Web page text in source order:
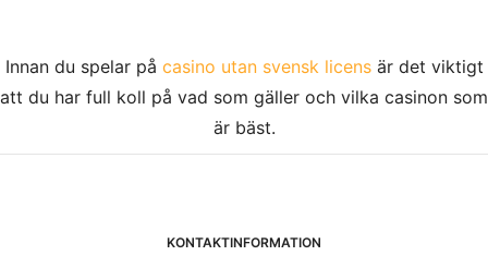
Innan du spelar på casino utan svensk licensär det viktigt
att du har full koll på vad som gäller och vilka casinon som
är bäst.
KONTAKTINFORMATION